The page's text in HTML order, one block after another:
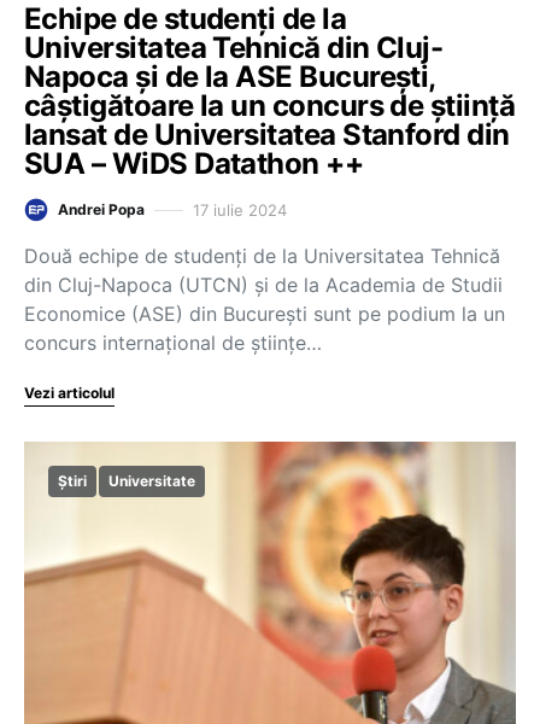
Echipe de studenți de la
Universitatea Tehnică din Cluj-
Napoca și de la ASE București,
câștigătoare la un concurs de știință
lansat de Universitatea Stanford din
SUA – WiDS Datathon ++
Andrei Popa 17 iulie 2024
Două echipe de studenți de la Universitatea Tehnică
din Cluj-Napoca (UTCN) și de la Academia de Studii
Economice (ASE) din București sunt pe podium la un
concurs internațional de științe…
Vezi articolul
Știri Universitate